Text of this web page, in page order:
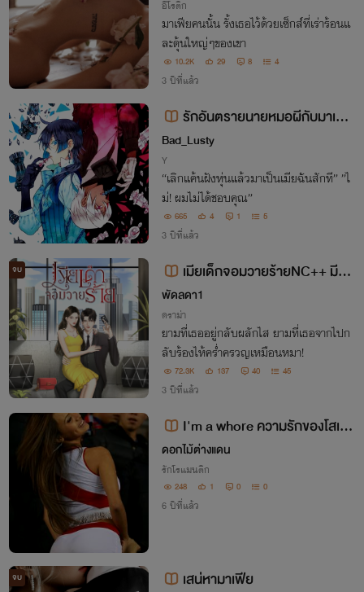
อีโรติก
มาเฟียคนนั้น รั้งเธอไว้ด้วยเซ็กส์ที่เร่าร้อนเเ
ละดุ้นใหญ่ๆของเขา
10.2K 29 8 4
3 ปีที่แล้ว
รักอันตรายนายหมอผีกับมาเฟีย
อิตาลี
Bad_Lusty
Y
“เลิกแค้นฝังหุ่นแล้วมาเป็นเมียฉันสักที” ”ไ
ม่! ผมไม่ได้ชอบคุณ”
665 4 1 5
3 ปีที่แล้ว
จบ
เมียเด็กจอมวายร้ายNC++ มีอีบุ๊
คในธัญ
พัดลดา1
ดราม่า
ยามที่เธออยู่กลับผลักไส ยามที่เธอจากไปก
ลับร้องไห้คร่ำครวญเหมือนหมา!
72.3K 137 40 45
3 ปีที่แล้ว
I'm a whore ความรักของโสเภ
ณี 20++
ดอกไม้ต่างแดน
รักโรแมนติก
248 1 0 0
6 ปีที่แล้ว
จบ เสน่หามาเฟีย